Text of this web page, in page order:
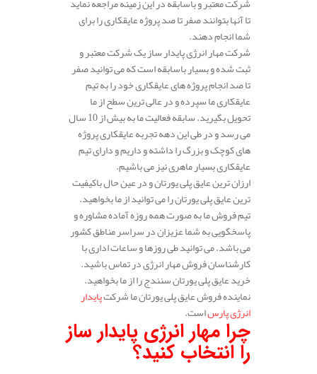
تا آنها بتوانند صفر تا صد پروژه عایقکاری را برای
شما انجام دهند.
شرکت مهار انرژی پایدار ساز یک شرکت معتبر و
ثبت شده و بسیار باسابقه است که می توانید صفر
تا صد انجام پروژه های عایقکاری خود را به تیم
عایقکاری ما سپرده و در عالی ترین سطح از ما
تحویل بگیرید. سابقه فعالیت ما به بیش از 10 سال
می رسد و در طی این دهه تجربه عایقکاری پروژه
های کوچک و بزرگ را داشته و داریم و دارای تیم
عایقکاری بسیار ماهری نیز می باشیم.
ارزان ترین عایق پلی یورتان و در عین حال باکیفیت
ترین عایق پلی یورتان را می توانید از ما بخواهید.
تیم فروش ما به صورت همه روزه آماده مشاوره و
پاسخگویی به شما عزیزان در سراسر مناطق کشور
می باشد. می توانید طی روزها و ساعات اداری با
کارشناسان فروش مهار انرژی در تماس باشید.
خرید عایق پلی یورتان سنندج را از ما بخواهید.
نماینده فروش عایق پلی یورتان ما شرکتپایدار
انرژی پارساست.
چرا مهار انرژی پایدار ساز
را انتخاب کنید؟